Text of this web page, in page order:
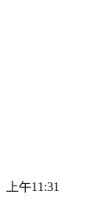
上午11:31